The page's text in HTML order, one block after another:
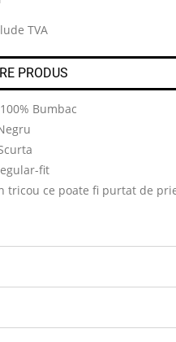
TVA
PRODUS
Bumbac
fit
tricou ce poate fi purtat de